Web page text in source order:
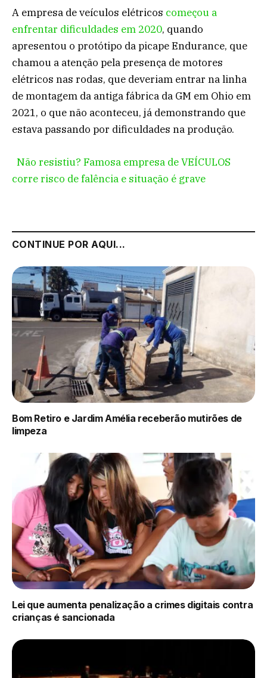
A empresa de veículos elétricos começou a
enfrentar dificuldades em 2020, quando
apresentou o protótipo da picape Endurance, que
chamou a atenção pela presença de motores
elétricos nas rodas, que deveriam entrar na linha
de montagem da antiga fábrica da GM em Ohio em
2021, o que não aconteceu, já demonstrando que
estava passando por dificuldades na produção.
Não resistiu? Famosa empresa de VEÍCULOS
corre risco de falência e situação é grave
CONTINUE POR AQUI...
Bom Retiro e Jardim Amélia receberão mutirões de
limpeza
Lei que aumenta penalização a crimes digitais contra
crianças é sancionada